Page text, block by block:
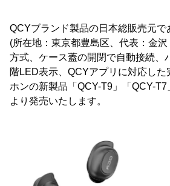
QCYブランド製品の日本総販売元で
(所在地：東京都豊島区、代表：金
方式、ケース蓋の開閉で自動接続、
階LED表示、QCYアプリに対応した
ホンの新製品「QCY-T9」「QCY-T7
より発売いたします。